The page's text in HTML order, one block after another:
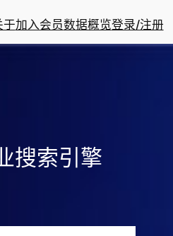
于加入会员数据概览登录/注册
搜索引擎